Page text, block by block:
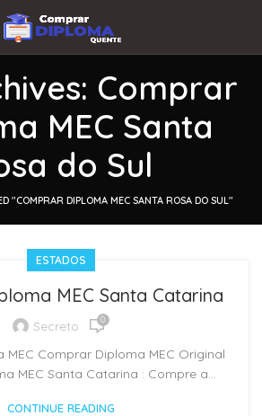
Comprar
MEC Santa
do Sul
"COMPRAR DIPLOMA MEC SANTA ROSA DO SUL"
ESTADOS
MEC Santa Catarina
Secreto 0
MEC Comprar Diploma MEC Original
MEC Santa Catarina : Compre a...
CONTINUE READING